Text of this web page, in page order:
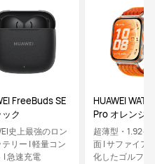
FreeBuds SE
ク
史上最強のロン
リー | 軽量コン
| 急速充電
HUAWEI
Pro オレンジ
超薄型・1.92イ
面 | サファイア
化したゴルフ機